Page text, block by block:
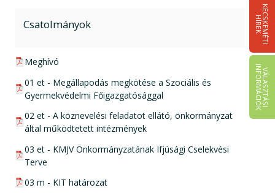
K
E
C
S
K
E
M
É
T
I
HÍ
R
E
K
V
Á
L
A
S
Z
T
Á
S
I
IN
F
O
R
M
Á
C
I
Ó
K
Csatolmányok
pdf csatolmány:
Meghívó
pdf csatolmány:
01 et - Megállapodás megkötése a Szociális és
Gyermekvédelmi Főigazgatósággal
pdf csatolmány:
02 et - A köznevelési feladatot ellátó, önkormányzat
által működtetett intézmények
pdf csatolmány:
03 et - KMJV Önkormányzatának Ifjúsági Cselekvési
Terve
pdf csatolmány:
03 m - KIT határozat